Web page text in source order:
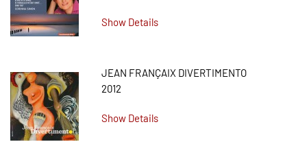
Show Details
JEAN FRANÇAIX DIVERTIMENTO
2012
Show Details